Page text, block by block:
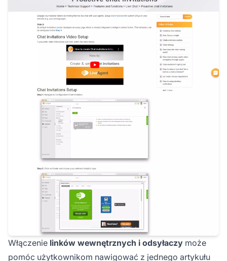
Włączenie linków wewnętrznych i odsyłaczy może
pomóc użytkownikom nawigować z jednego artykułu